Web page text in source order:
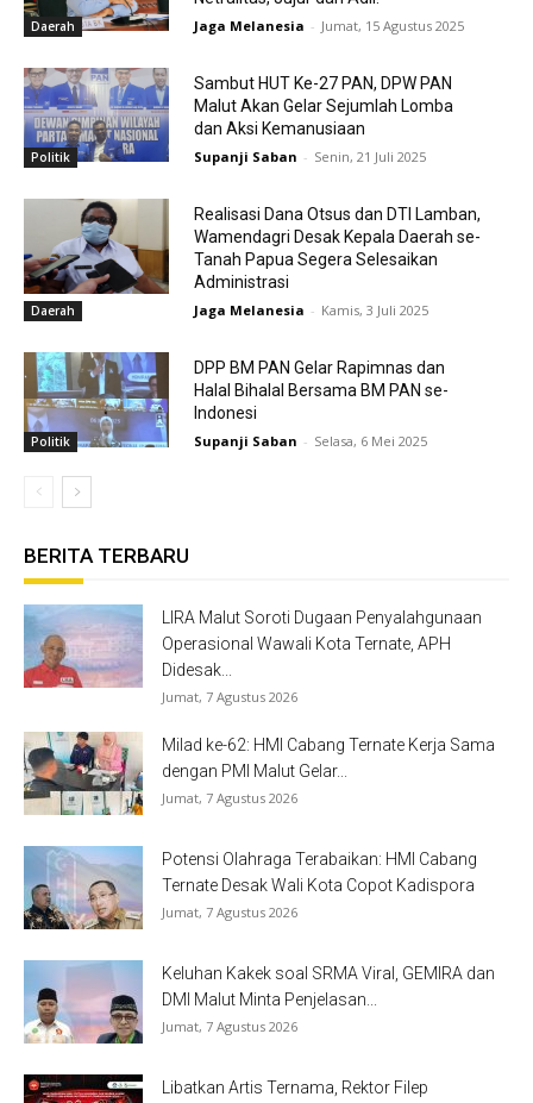
Daerah Jaga Melanesia - Jumat, 15 Agustus 2025
Politik
Sambut HUT Ke-27 PAN, DPW PAN
Malut Akan Gelar Sejumlah Lomba
dan Aksi Kemanusiaan
Supanji Saban - Senin, 21 Juli 2025
Daerah
Realisasi Dana Otsus dan DTI Lamban,
Wamendagri Desak Kepala Daerah se-
Tanah Papua Segera Selesaikan
Administrasi
Jaga Melanesia - Kamis, 3 Juli 2025
Politik
DPP BM PAN Gelar Rapimnas dan
Halal Bihalal Bersama BM PAN se-
Indonesi
Supanji Saban - Selasa, 6 Mei 2025
BERITA TERBARU
LIRA Malut Soroti Dugaan Penyalahgunaan
Operasional Wawali Kota Ternate, APH
Didesak...
Jumat, 7 Agustus 2026
Milad ke-62: HMI Cabang Ternate Kerja Sama
dengan PMI Malut Gelar...
Jumat, 7 Agustus 2026
Potensi Olahraga Terabaikan: HMI Cabang
Ternate Desak Wali Kota Copot Kadispora
Jumat, 7 Agustus 2026
Keluhan Kakek soal SRMA Viral, GEMIRA dan
DMI Malut Minta Penjelasan...
Jumat, 7 Agustus 2026
Libatkan Artis Ternama, Rektor Filep